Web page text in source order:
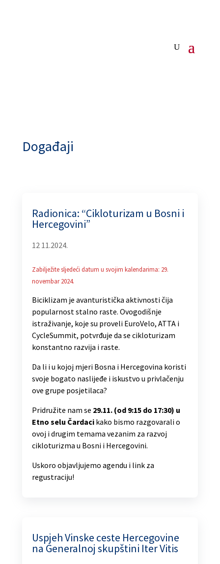
Događaji
Radionica: “Cikloturizam u Bosni i
Hercegovini”
12 11.2024.
Zabilježite sljedeći datum u svojim kalendarima: 29.
novembar 2024.
Biciklizam je avanturistička aktivnosti čija
popularnost stalno raste. Ovogodišnje
istraživanje, koje su proveli EuroVelo, ATTA i
CycleSummit, potvrđuje da se cikloturizam
konstantno razvija i raste.
Da li i u kojoj mjeri Bosna i Hercegovina koristi
svoje bogato naslijeđe i iskustvo u privlačenju
ove grupe posjetilaca?
Pridružite nam se 29.11. (od 9:15 do 17:30) u
Etno selu Čardacikako bismo razgovarali o
ovoj i drugim temama vezanim za razvoj
cikloturizma u Bosni i Hercegovini.
Uskoro objavljujemo agendu i link za
regustraciju!
Uspjeh Vinske ceste Hercegovine
na Generalnoj skupštini Iter Vitis